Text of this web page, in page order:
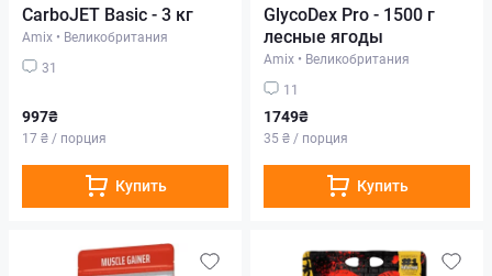
CarboJET Basic - 3 кг
Amix • Великобритания
31
997₴
17 ₴ / порция
Купить
GlycoDex Pro - 1500 г
лесные ягоды
Amix • Великобритания
11
1749₴
35 ₴ / порция
Купить